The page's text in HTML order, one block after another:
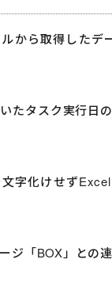
から取得したデ
たタスク実行日
字化けせず
ジ「BOX」との